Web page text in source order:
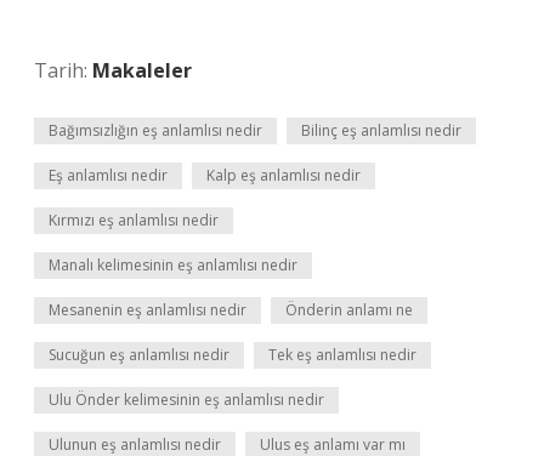
Tarih: Makaleler
Bağımsızlığın eş anlamlısı nedir Bilinç eş anlamlısı nedir
Eş anlamlısı nedir Kalp eş anlamlısı nedir
Kırmızı eş anlamlısı nedir
Manalı kelimesinin eş anlamlısı nedir
Mesanenin eş anlamlısı nedir Önderin anlamı ne
Sucuğun eş anlamlısı nedir Tek eş anlamlısı nedir
Ulu Önder kelimesinin eş anlamlısı nedir
Ulunun eş anlamlısı nedir Ulus eş anlamı var mı